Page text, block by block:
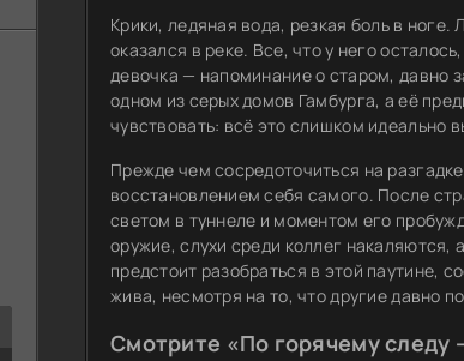
Крики, ледяная вода, резкая боль в
оказался в реке. Все, что у него
девочка — напоминание о старом, давно
одном из серых домов Гамбурга, а её
чувствовать: всё это слишком идеально
Прежде чем сосредоточиться на
восстановлением себя самого. После
светом в туннеле и моментом его
оружие, слухи среди коллег накаляются,
предстоит разобраться в этой паутине,
жива, несмотря на то, что другие давно
Смотрите «По горячему следу